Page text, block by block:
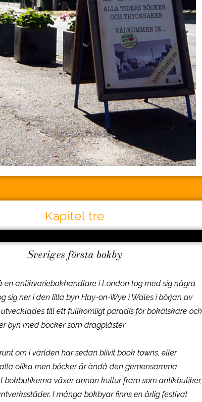
Kapitel tre
Sveriges första bokby
en antikvariebokhandlare i London tog med sig några
sig ner i den lilla byn Hay-on-Wye i Wales i början av
till ett fullkomligt paradis för bokälskare och
byn med böcker som dragplåster.
om i världen har sedan blivit book towns, eller
olika men böcker är ändå den gemensamma
bokbutikerna växer annan kultur fram som antikbutiker,
I många bokbyar finns en årlig festival